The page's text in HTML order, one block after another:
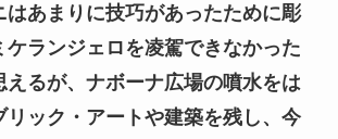
はあまりに技巧があったために彫
ケランジェロを凌駕できなかった
えるが、ナボーナ広場の噴水をは
リック・アートや建築を残し、今